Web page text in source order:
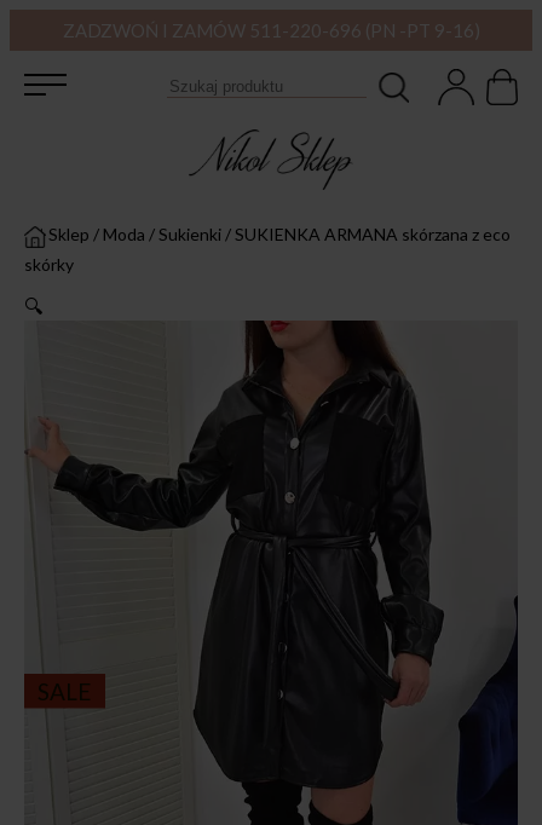
ZADZWOŃ I ZAMÓW 511-220-696 (PN -PT 9-16)
Sklep / Moda /Sukienki /SUKIENKA ARMANA skórzana z eco
skórky
🔍
SALE